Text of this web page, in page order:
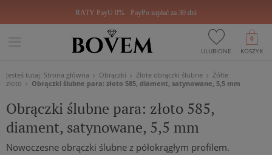
RATY PayU 0% PayPo zapłać za 30 dni
ULUBIONE KOSZYK
0
Jesteś tutaj: Strona główna Obrączki Złote obrączki ślubne
Żółte
złoto
Obrączki ślubne para: złoto 585, diament, satynowane, 5,5 mm
Obrączki ślubne para: złoto 585,
diament, satynowane, 5,5 mm
Nowoczesne obrączki ślubne z półokrągłym profilem.